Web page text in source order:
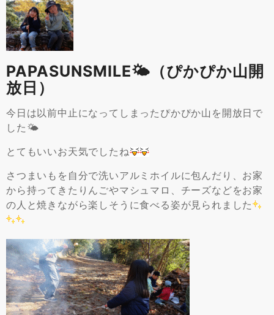
PAPASUNSMILE🌤（ぴかぴか山開
放日）
今日は以前中止になってしまったぴかぴか山を開放日で
した🌤
とてもいいお天気でしたね
さつまいもを自分で洗いアルミホイルに包んだり、お家
から持ってきたりんごやマシュマロ、チーズなどをお家
の人と焼きながら楽しそうに食べる姿が見られました